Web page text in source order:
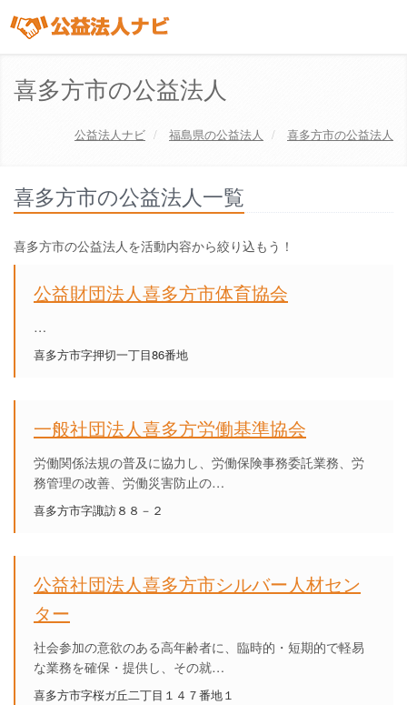
喜多方市の公益法人
公益法人ナビ 福島県の公益法人 喜多方市の公益法人
喜多方市の公益法人一覧
喜多方市の公益法人を活動内容から絞り込もう！
公益財団法人喜多方市体育協会
…
喜多方市字押切一丁目86番地
一般社団法人喜多方労働基準協会
労働関係法規の普及に協力し、労働保険事務委託業務、労
務管理の改善、労働災害防止の…
喜多方市字諏訪８８－２
公益社団法人喜多方市シルバー人材セン
ター
社会参加の意欲のある高年齢者に、臨時的・短期的で軽易
な業務を確保・提供し、その就…
喜多方市字桜ガ丘二丁目１４７番地１